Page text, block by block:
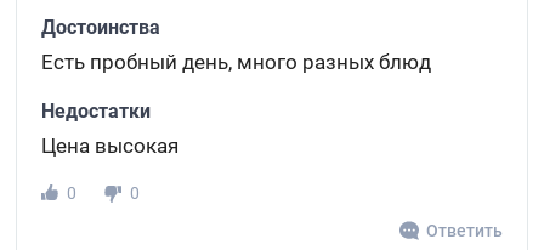
Достоинства
Есть пробный день, много разных блюд
Недостатки
Цена высокая
0
0
Ответить